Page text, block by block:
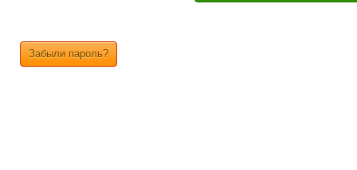
Забыли пароль?